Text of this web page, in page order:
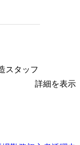
スタッフ
詳細を表示